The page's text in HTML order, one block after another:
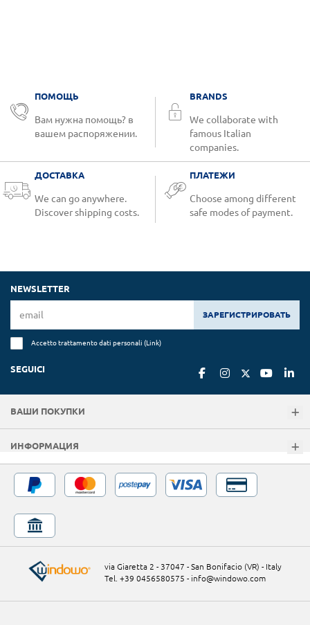
ПОМОЩЬ
Вам нужна помощь? в
вашем распоряжении.
BRANDS
We collaborate with
famous Italian
companies.
ДОСТАВКА
We can go anywhere.
Discover shipping costs.
ПЛАТЕЖИ
Choose among different
safe modes of payment.
NEWSLETTER
ЗАРЕГИСТРИРОВАТЬ
Accetto trattamento dati personali (Link)
SEGUICI
ВАШИ ПОКУПКИ
ИНФОРМАЦИЯ
via Giaretta 2 - 37047 - San Bonifacio (VR) - Italy
Tel. +39 0456580575 - info@windowo.com